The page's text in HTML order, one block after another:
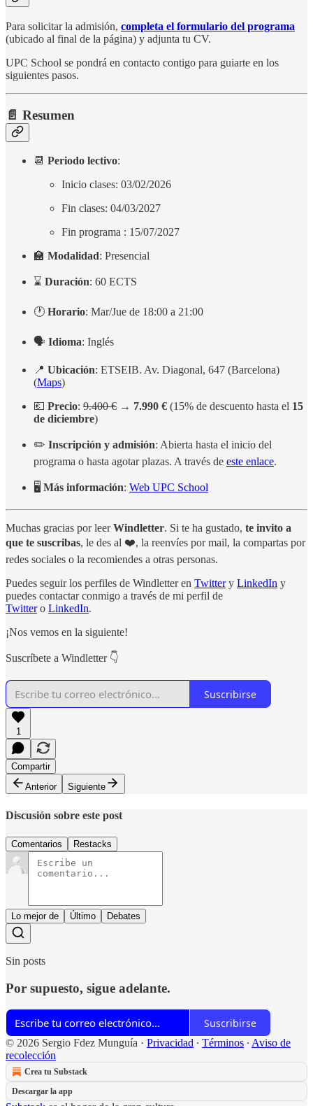
Para solicitar la admisión, completa el formulario del programa
(ubicado al final de la página) y adjunta tu CV.
UPC School se pondrá en contacto contigo para guiarte en los
siguientes pasos.
📄 Resumen
📆 Periodo lectivo:
Inicio clases: 03/02/2026
Fin clases: 04/03/2027
Fin programa : 15/07/2027
🏫 Modalidad: Presencial
⌛ Duración: 60 ECTS
🕐 Horario: Mar/Jue de 18:00 a 21:00
🗣️ Idioma: Inglés
📍 Ubicación: ETSEIB. Av. Diagonal, 647 (Barcelona)
(Maps)
💶 Precio: 9.400 € → 7.990 € (15% de descuento hasta el 15
de diciembre)
✏️ Inscripción y admisión: Abierta hasta el inicio del
programa o hasta agotar plazas. A través de este enlace.
🖥️ Más información: Web UPC School
Muchas gracias por leerWindletter. Si te ha gustado, te invito a
que te suscribas, le des al ❤️, la reenvíes por mail, la compartas por
redes sociales o la recomiendes a otras personas.
Puedes seguir los perfiles de Windletter en Twittery LinkedIn y
puedes contactar conmigo a través de mi perfil de
Twittero LinkedIn.
¡Nos vemos en la siguiente!
Suscríbete a Windletter 👇
Suscribirse
1
Compartir
Anterior
Siguiente
Discusión sobre este post
Comentarios Restacks
Lo mejor de Último Debates
Sin posts
Por supuesto, sigue adelante.
Suscribirse
© 2026 Sergio Fdez Munguía · Privacidad ∙ Términos ∙ Aviso de
recolección
Crea tu Substack
Descargar la app